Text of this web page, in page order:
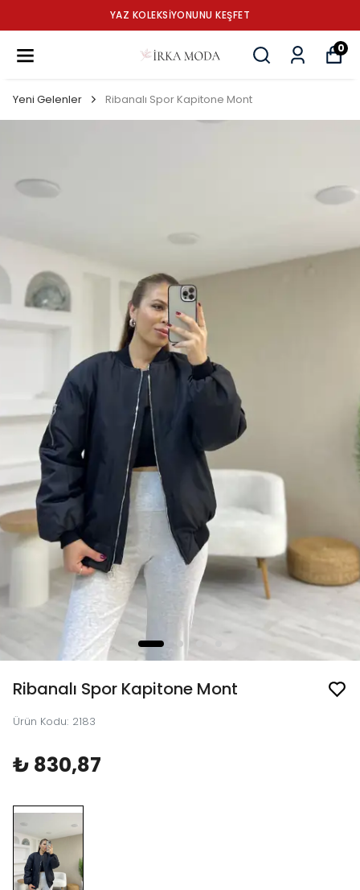
YAZ KOLEKSİYONUNU KEŞFET
0
Yeni Gelenler Ribanalı Spor Kapitone Mont
Ribanalı Spor Kapitone Mont
Ürün Kodu: 2183
₺ 830,87